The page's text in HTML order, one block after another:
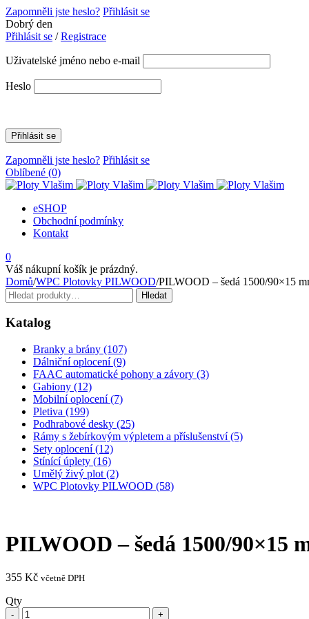
Zapomněli jste heslo? Přihlásit se
Dobrý den
Přihlásit se /Registrace
Uživatelské jméno nebo e-mail
Heslo
Zapomněli jste heslo? Přihlásit se
Oblíbené (0)
eSHOP
Obchodní podmínky
Kontakt
0
Váš nákupní košík je prázdný.
Domů/WPC Plotovky PILWOOD/PILWOOD – šedá 1500/90×15
Hledat:
Hledat
Katalog
Branky a brány (107)
Dálniční oplocení (9)
FAAC automatické pohony a závory (3)
Gabiony (12)
Mobilní oplocení (7)
Pletiva (199)
Podhrabové desky (25)
Rámy s žebírkovým výpletem a příslušenství (5)
Sety oplocení (12)
Stínící úplety (16)
Umělý živý plot (2)
WPC Plotovky PILWOOD (58)
PILWOOD – šedá 1500/90×15
355 Kč včetně DPH
Qty